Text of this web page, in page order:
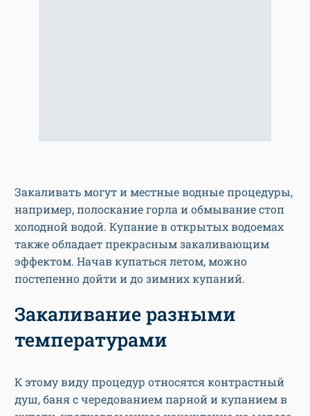
Закаливать могут и местные водные процедуры,
например, полоскание горла и обмывание стоп
холодной водой. Купание в открытых водоемах
также обладает прекрасным закаливающим
эффектом. Начав купаться летом, можно
постепенно дойти и до зимних купаний.
Закаливание разными
температурами
К этому виду процедур относятся контрастный
душ, баня с чередованием парной и купанием в